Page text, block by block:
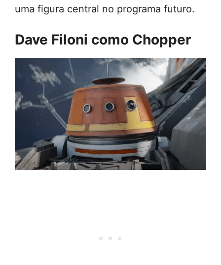
uma figura central no programa futuro.
Dave Filoni como Chopper